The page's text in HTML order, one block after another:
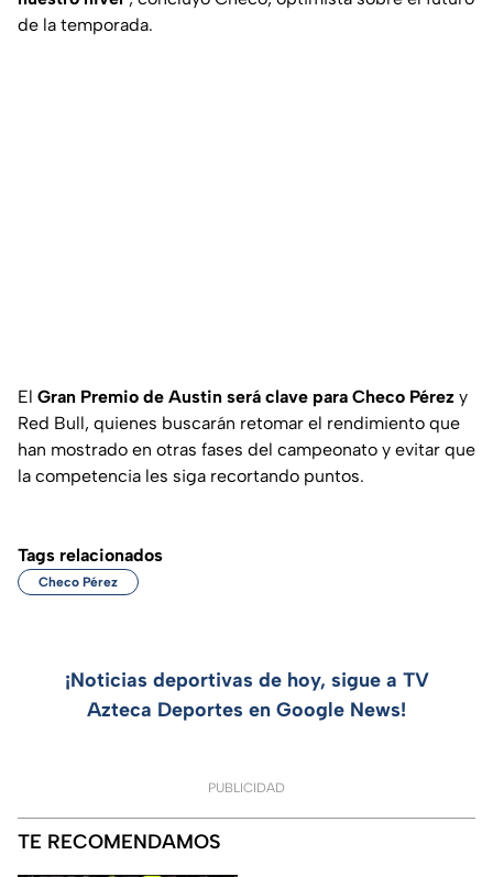
de la temporada.
El Gran Premio de Austin será clave para Checo Pérez y
Red Bull, quienes buscarán retomar el rendimiento que
han mostrado en otras fases del campeonato y evitar que
la competencia les siga recortando puntos.
Tags relacionados
Checo Pérez
¡Noticias deportivas de hoy, sigue a TV
Azteca Deportes en Google News!
PUBLICIDAD
TE RECOMENDAMOS